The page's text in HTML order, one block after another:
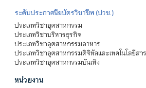
ระดับประกาศนียบัตรวิชาชีพ (ปวช.)
ประเภทวิชาอุตสาหกรรม
ประเภทวิชาบริหารธุรกิจ
ประเภทวิชาอุตสาหกรรมอาหาร
ประเภทวิชาอุตสาหกรรมดิจิทัลและเทคโนโลยีสา
ประเภทวิชาอุตสาหกรรมบันเทิง
หน่วยงาน